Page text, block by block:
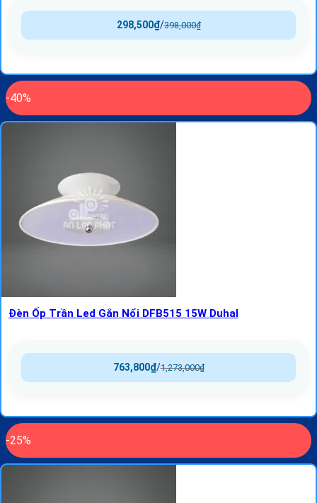
398,000₫
/
298,500₫
-40%
Đèn Ốp Trần Led Gắn Nổi DFB515 15W Duhal
1,273,000₫
/
763,800₫
-25%